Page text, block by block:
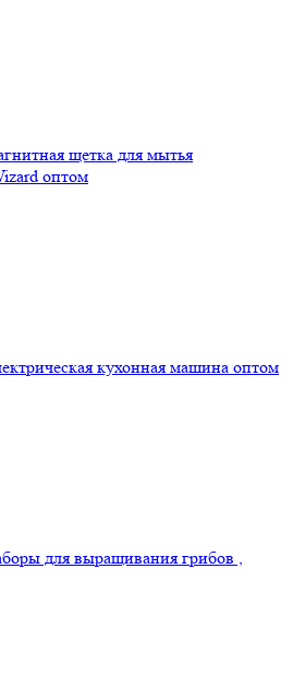
щетка для мытья
оптом
кухонная машина оптом
для выращивания грибов ,